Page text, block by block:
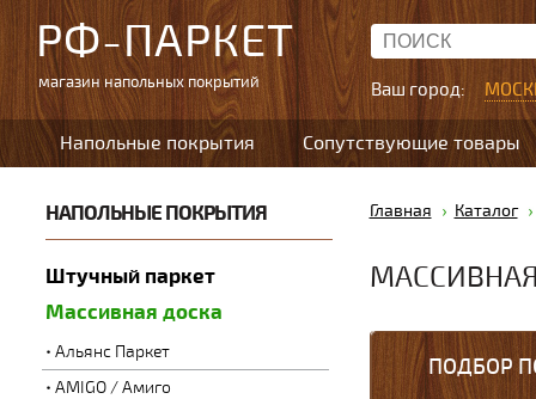
РФ-ПАРКЕТ
магазин напольных покрытий Ваш город:
Напольные покрытия Сопутствующие товары
НАПОЛЬНЫЕ ПОКРЫТИЯ
Штучный паркет
Массивная доска
Альянс Паркет
AMIGO / Амиго
Главная Каталог
ПОДБОР